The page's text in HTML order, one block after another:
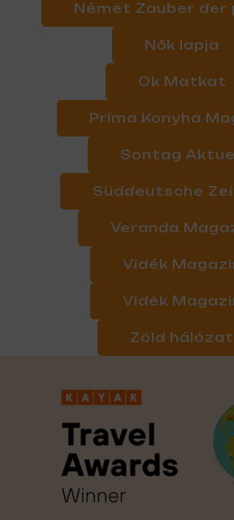
Német Zauber der
Nők lapja
Ok Matkat
Príma Konyha
Sontag
Süddeutsche
Veranda
Vidék
Vidék
Zöld hálózat